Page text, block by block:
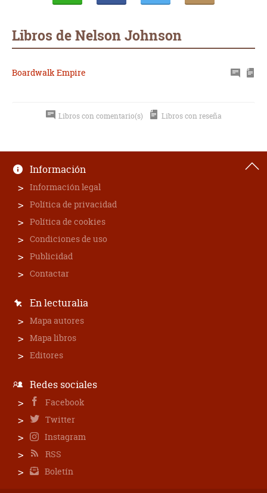
Libros de Nelson Johnson
Boardwalk Empire
Libros con comentario(s) Libros con reseña
Información
Información legal
Política de privacidad
Política de cookies
Condiciones de uso
Publicidad
Contactar
En lecturalia
Mapa autores
Mapa libros
Editores
Redes sociales
Facebook
Twitter
Instagram
RSS
Boletín